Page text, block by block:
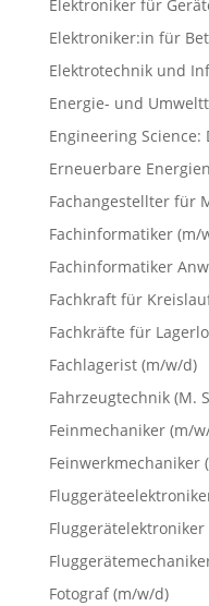
Elektroniker für
Elektroniker:in für
Elektrotechnik und
Energie- und
Engineering Science:
Erneuerbare
Fachangestellter für
Fachinformatiker
Fachinformatiker
Fachkraft für
Fachkräfte für
Fachlagerist (m/w/d)
Fahrzeugtechnik (M.
Feinmechaniker (m/
Feinwerkmechaniker
Fotograf (m/w/d)